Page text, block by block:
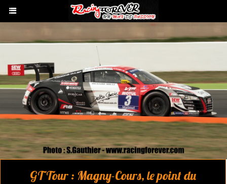
GT Tour : Magny-Cours, le point du